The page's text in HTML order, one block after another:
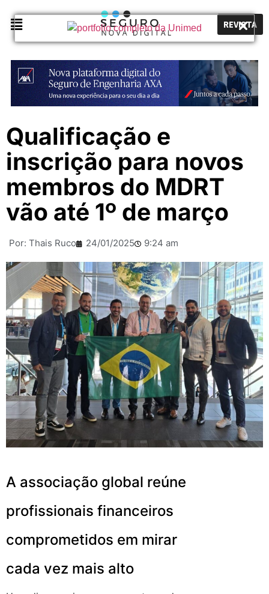
REVISTA
Qualificação e
inscrição para novos
membros do MDRT
vão até 1º de março
Por: Thais Ruco 24/01/2025 9:24 am
A associação global reúne
profissionais financeiros
comprometidos em mirar
cada vez mais alto